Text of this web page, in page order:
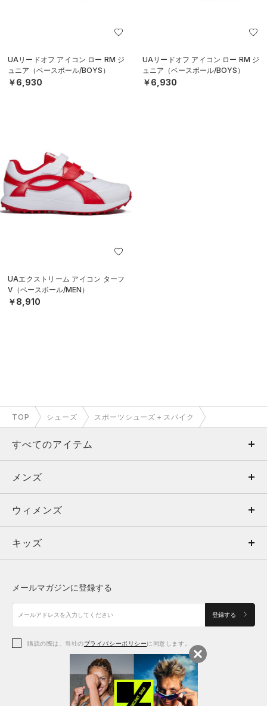
UAリードオフ アイコン ロー RM ジ
ュニア（ベースボール/BOYS）
￥6,930
UAリードオフ アイコン ロー RM ジ
ュニア（ベースボール/BOYS）
￥6,930
UAエクストリーム アイコン ターフ
V（ベースボール/MEN）
￥8,910
TOP シューズ スポーツシューズ＋スパイク
すべてのアイテム
メンズ
ウィメンズ
キッズ
アクセサリー
メンズ
トップス
ボトムス
アクセサリー
ウィメンズ
トップス
シューズ
アクセサリー
キッズ
シューズ
メールマガジンに登録する
登録する
購読の際は、当社のプライバシーポリシーに同意します。